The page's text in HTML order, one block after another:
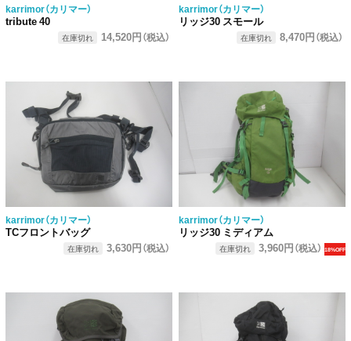
karrimor（カリマー）
tribute 40
在庫切れ 14,520円（税込）
karrimor（カリマー）
リッジ30 スモール
在庫切れ 8,470円（税込）
karrimor（カリマー）
TCフロントバッグ
在庫切れ 3,630円（税込）
karrimor（カリマー）
リッジ30 ミディアム
在庫切れ 3,960円（税込） 18%OFF